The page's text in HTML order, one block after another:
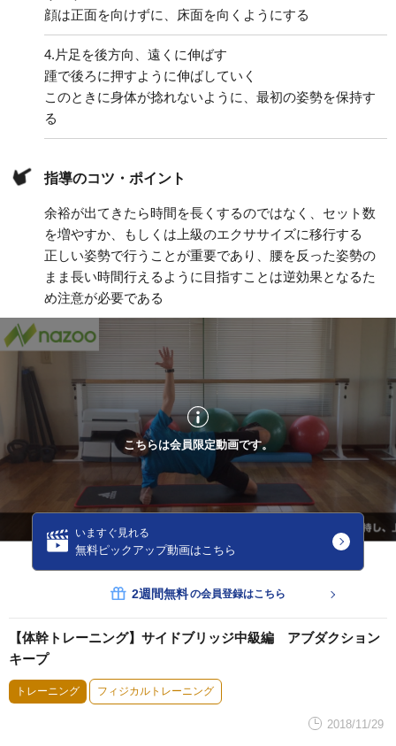
顔は正面を向けずに、床面を向くようにする
4. 片足を後方向、遠くに伸ばす
踵で後ろに押すように伸ばしていく
このときに身体が捻れないように、最初の姿勢を保持す
る
指導のコツ・ポイント
余裕が出てきたら時間を長くするのではなく、セット数
を増やすか、もしくは上級のエクササイズに移行する
正しい姿勢で行うことが重要であり、腰を反った姿勢の
まま長い時間行えるように目指すことは逆効果となるた
め注意が必要である
こちらは会員限定動画です。
いますぐ見れる
無料ピックアップ動画はこちら
2週間無料の会員登録はこちら
【体幹トレーニング】サイドブリッジ中級編 アブダクション
キープ
トレーニング フィジカルトレーニング
2018/11/29